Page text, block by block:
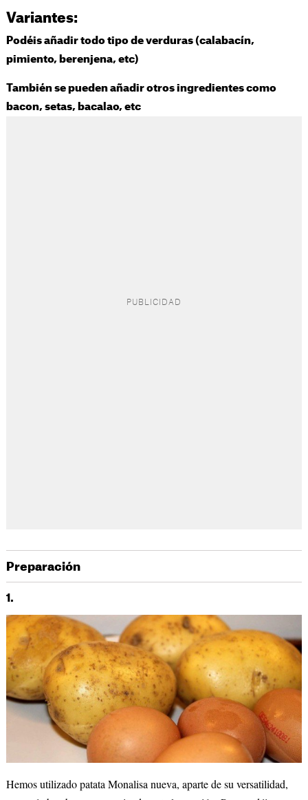
Variantes:
Podéis añadir todo tipo de verduras (calabacín,
pimiento, berenjena, etc)
También se pueden añadir otros ingredientes como
bacon, setas, bacalao, etc
Preparación
1.
Hemos utilizado patata Monalisa nueva, aparte de su versatilidad,